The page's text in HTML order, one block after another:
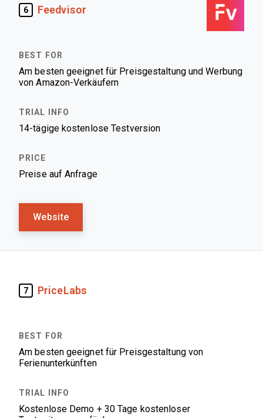
6 Feedvisor
Am besten geeignet für Preisgestaltung und Werbung
von Amazon-Verkäufern
14-tägige kostenlose Testversion
Preise auf Anfrage
Website
7 PriceLabs
Am besten geeignet für Preisgestaltung von
Ferienunterkünften
Kostenlose Demo + 30 Tage kostenloser